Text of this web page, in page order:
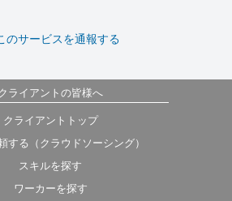
のサービスを通報する
ライアントの皆様へ
クライアントトップ
する（クラウドソーシング）
スキルを探す
ワーカーを探す